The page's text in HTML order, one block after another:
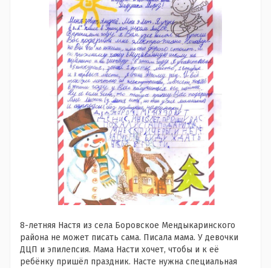
8-летняя Настя из села Боровское Мендыкаринского
района не может писать сама. Писала мама. У девочки
ДЦП и эпилепсия. Мама Насти хочет, чтобы и к её
ребёнку пришёл праздник. Насте нужна специальная